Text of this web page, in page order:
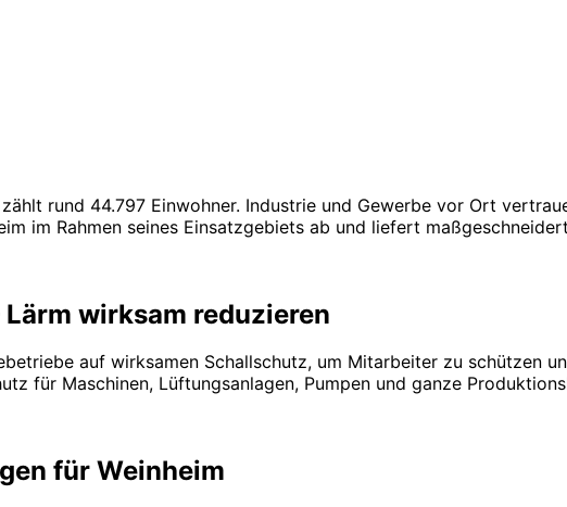
rund 44.797 Einwohner. Industrie und Gewerbe vor Ort
im Rahmen seines Einsatzgebiets ab und liefert
wirksam reduzieren
auf wirksamen Schallschutz, um Mitarbeiter zu schützen
für Maschinen, Lüftungsanlagen, Pumpen und ganze
für Weinheim